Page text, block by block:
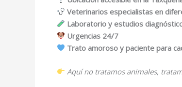
Veterinarios especialistas en
Laboratorio y estudios
Urgencias 24/7
Trato amoroso y paciente para
Aquí no tratamos animales,